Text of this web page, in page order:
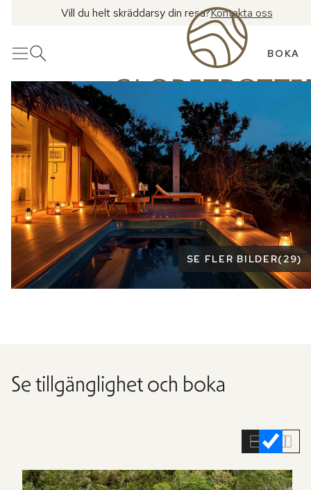
Vill du helt skräddarsy din resa?Kontakta oss
MenyÖppna sök BOKA
Se fler bilder
SE FLER BILDER(29)
Se tillgänglighet och boka